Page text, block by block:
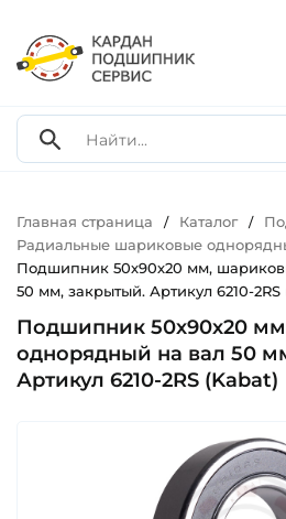
Главная страница / Каталог /
Радиальные шариковые
Подшипник 50х90х20 мм,
50 мм, закрытый. Артикул 6210-2RS
Подшипник 50х90х20
однорядный на вал 50
Артикул 6210-2RS (Kabat)